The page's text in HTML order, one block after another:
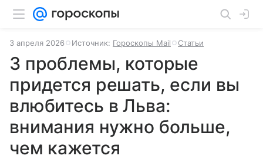
3 апреля 2026 Источник: Гороскопы Mail Статьи
3 проблемы, которые
придется решать, если вы
влюбитесь в Льва:
внимания нужно больше,
чем кажется